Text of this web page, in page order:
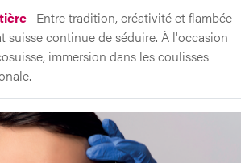
Entre tradition, créativité et flambée
suisse continue de séduire. À l'occasion
immersion dans les coulisses